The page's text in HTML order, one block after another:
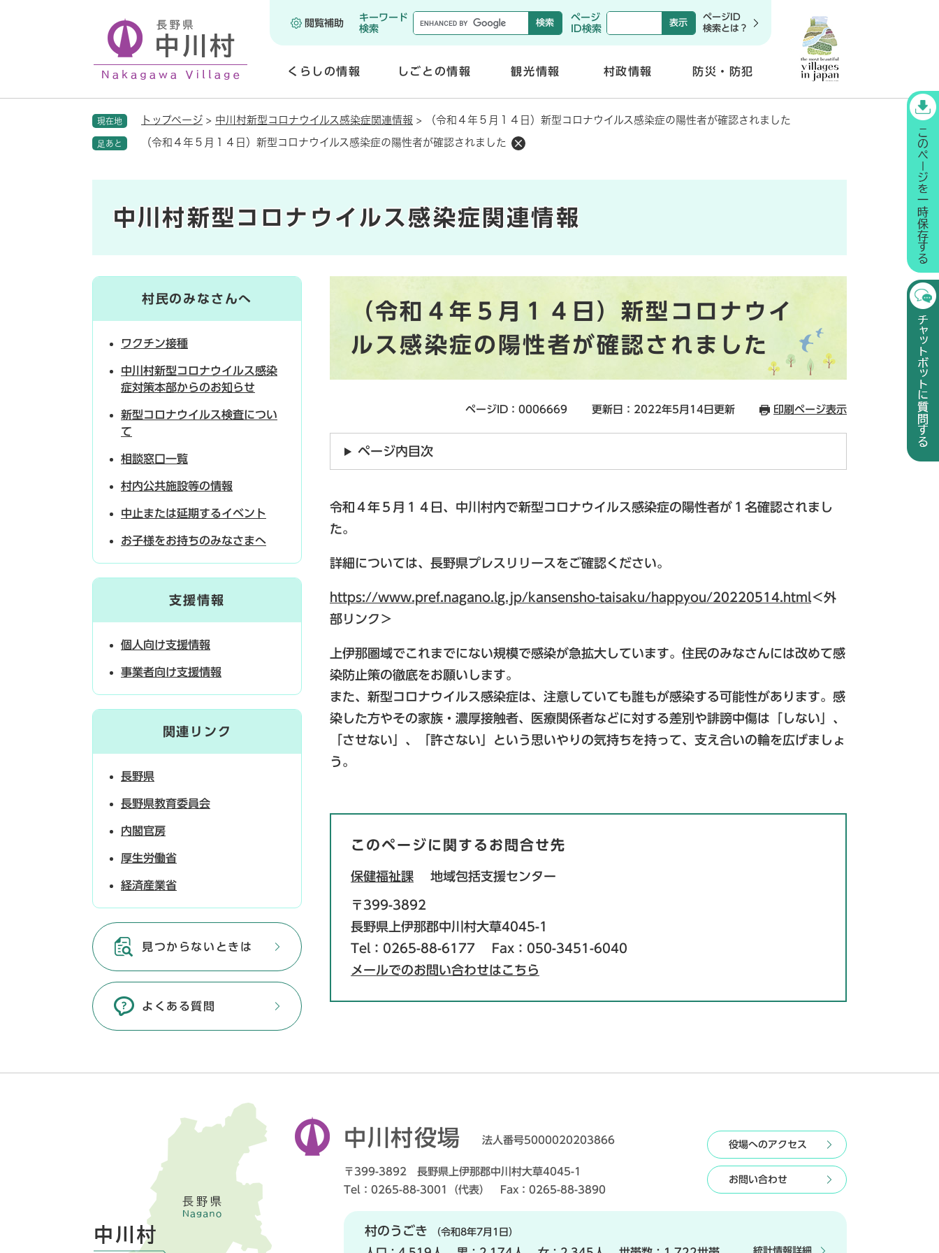
メニューを飛ばして本文へ
閲覧補助
キーワード
検索
ページ
ID検索
ページID
検索とは？
くらしの情報
く
しごとの情報
く
観光情報 村政情報
く
防災・防犯
く
現在地 トップページ > 中川村新型コロナウイルス感染症関連情報 > （令和４年５月１４日）新型コロナウイルス感染症の陽性者が確認されました
足あと （令和４年５月１４日）新型コロナウイルス感染症の陽性者が確認されました
中川村新型コロナウイルス感染症関連情報
（令和４年５月１４日）新型コロナウイ
ルス感染症の陽性者が確認されました
ページID：0006669 更新日：2022年5月14日更新 印刷ページ表示
ページ内目次
令和４年５月１４日、中川村内で新型コロナウイルス感染症の陽性者が１名確認されまし
た。
詳細については、長野県プレスリリースをご確認ください。
https://www.pref.nagano.lg.jp/kansensho-taisaku/happyou/20220514.html ＜外
部リンク＞
上伊那圏域でこれまでにない規模で感染が急拡大しています。住民のみなさんには改めて感
染防止策の徹底をお願いします。
また、新型コロナウイルス感染症は、注意していても誰もが感染する可能性があります。感
染した方やその家族・濃厚接触者、医療関係者などに対する差別や誹謗中傷は「しない」、
「させない」、「許さない」という思いやりの気持ちを持って、支え合いの輪を広げましょ
う。
このページに関するお問合せ先
保健福祉課 地域包括支援センター
〒399-3892
長野県上伊那郡中川村大草4045-1
Tel：0265-88-6177
Fax：050-3451-6040
メールでのお問い合わせはこちら
村民のみなさんへ
ワクチン接種
中川村新型コロナウイルス感染
症対策本部からのお知らせ
新型コロナウイルス検査につい
て
相談窓口一覧
村内公共施設等の情報
中止または延期するイベント
お子様をお持ちのみなさまへ
支援情報
個人向け支援情報
事業者向け支援情報
関連リンク
長野県
長野県教育委員会
内閣官房
厚生労働省
経済産業省
見つからないときは
よくある質問
中川村役場 法人番号5000020203866
〒399-3892 長野県上伊那郡中川村大草4045-1
Tel：0265-88-3001（代表） Fax：0265-88-3890
役場へのアクセス
お問い合わせ
村のうごき （令和8年7月1日）
統計情報詳細